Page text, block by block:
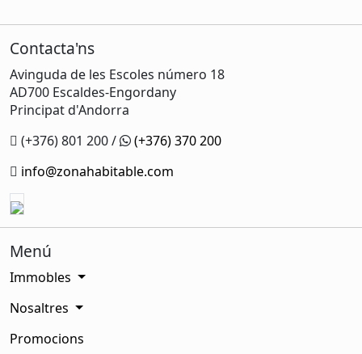
Contacta'ns
Avinguda de les Escoles número 18
AD700 Escaldes-Engordany
Principat d'Andorra
(+376) 801 200 /
(+376) 370 200
info@zonahabitable.com
Menú
Immobles
Nosaltres
Promocions